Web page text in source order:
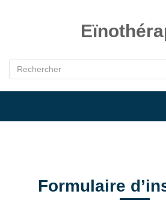
Formulaire